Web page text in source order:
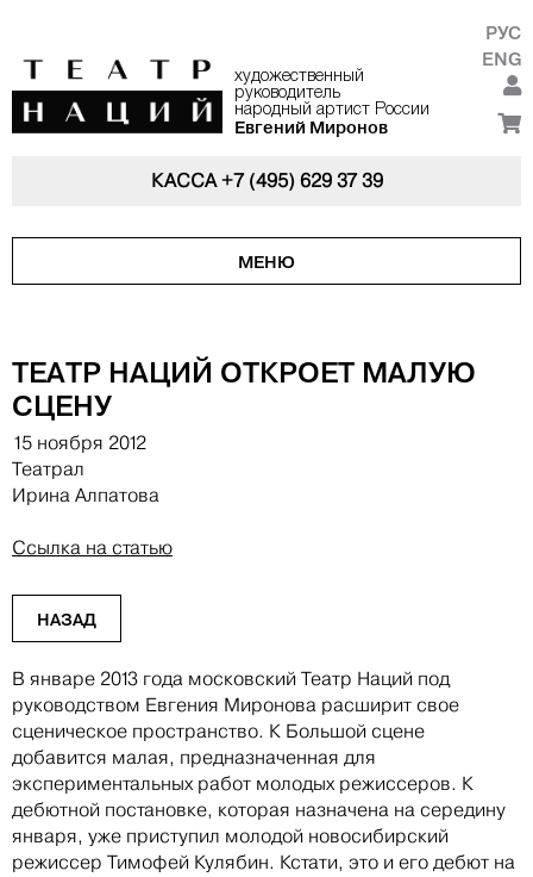
художественный
руководитель
народный артист России
Евгений Миронов
РУС
ENG
КАССА+7 (495) 629 37 39
МЕНЮ
ТЕАТР НАЦИЙ ОТКРОЕТ МАЛУЮ
СЦЕНУ
15 ноября 2012
Театрал
Ирина Алпатова
Ссылка на статью
НАЗАД
В январе 2013 года московский Театр Наций под
руководством Евгения Миронова расширит свое
сценическое пространство. К Большой сцене
добавится малая, предназначенная для
экспериментальных работ молодых режиссеров. К
дебютной постановке, которая назначена на середину
января, уже приступил молодой новосибирский
режиссер Тимофей Кулябин. Кстати, это и его дебют на